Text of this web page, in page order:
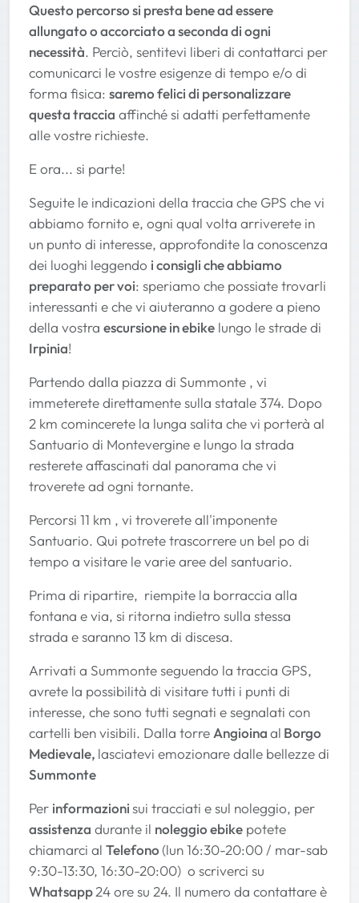
Questo percorso si presta bene ad essere
allungato o accorciato a seconda di ogni
necessità. Perciò, sentitevi liberi di contattarci per
comunicarci le vostre esigenze di tempo e/o di
forma fisica: saremo felici di personalizzare
questa traccia affinché si adatti perfettamente
alle vostre richieste.
E ora... si parte!
Seguite le indicazioni della traccia che GPS che vi
abbiamo fornito e, ogni qual volta arriverete in
un punto di interesse, approfondite la conoscenza
dei luoghi leggendo i consigli che abbiamo
preparato per voi: speriamo che possiate trovarli
interessanti e che vi aiuteranno a godere a pieno
della vostra escursione in ebike lungo le strade di
Irpinia!
Partendo dalla piazza di Summonte , vi
immeterete direttamente sulla statale 374. Dopo
2 km comincerete la lunga salita che vi porterà al
Santuario di Montevergine e lungo la strada
resterete affascinati dal panorama che vi
troverete ad ogni tornante.
Percorsi 11 km , vi troverete all'imponente
Santuario. Qui potrete trascorrere un bel po di
tempo a visitare le varie aree del santuario.
Prima di ripartire, riempite la borraccia alla
fontana e via, si ritorna indietro sulla stessa
strada e saranno 13 km di discesa.
Arrivati a Summonte seguendo la traccia GPS,
avrete la possibilità di visitare tutti i punti di
interesse, che sono tutti segnati e segnalati con
cartelli ben visibili. Dalla torre Angioinaal Borgo
Medievale, lasciatevi emozionare dalle bellezze di
Summonte
Per informazionisui tracciati e sul noleggio, per
assistenza durante il noleggio ebike potete
chiamarci al Telefono (lun 16:30-20:00 / mar-sab
9:30-13:30, 16:30-20:00) o scriverci su
Whatsapp24 ore su 24. Il numero da contattare è